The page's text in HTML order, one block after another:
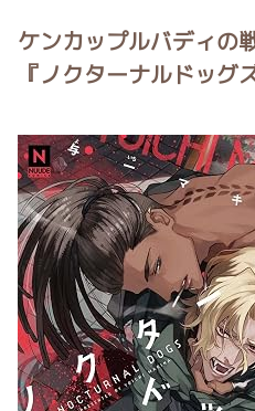
ケンカップルバディの
『ノクターナルドッグ